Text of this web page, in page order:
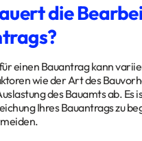
die
einen Bauantrag kann
wie der Art des
des Bauamts ab. Es
Ihres Bauantrags zu